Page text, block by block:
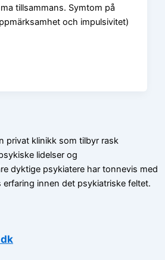
tillsammans. Symtom på
och impulsivitet)
privat klinikk som tilbyr rask
lidelser og
dyktige psykiatere har tonnevis med
innen det psykiatriske feltet.